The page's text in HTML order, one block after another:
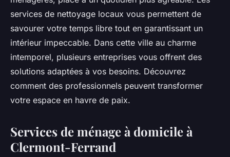
services de nettoyage locaux vous permettent de
savourer votre temps libre tout en garantissant un
intérieur impeccable. Dans cette ville au charme
intemporel, plusieurs entreprises vous offrent des
solutions adaptées à vos besoins. Découvrez
comment des professionnels peuvent transformer
votre espace en havre de paix.
Services de ménage à domicile à
Clermont-Ferrand